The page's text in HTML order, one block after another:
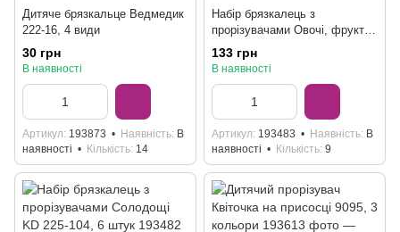
Дитяче брязкальце Ведмедик
222-16, 4 види
30 грн
В наявності
Артикул 193873 Наявність В
наявності
Кількість 14
Набір брязкалець з
прорізувачами Овочі, фрукти
KD 225-125, 6 штук
133 грн
В наявності
Артикул 193483 Наявність В
наявності
Кількість 9